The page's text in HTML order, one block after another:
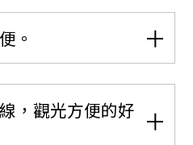
。
，觀光方便的好